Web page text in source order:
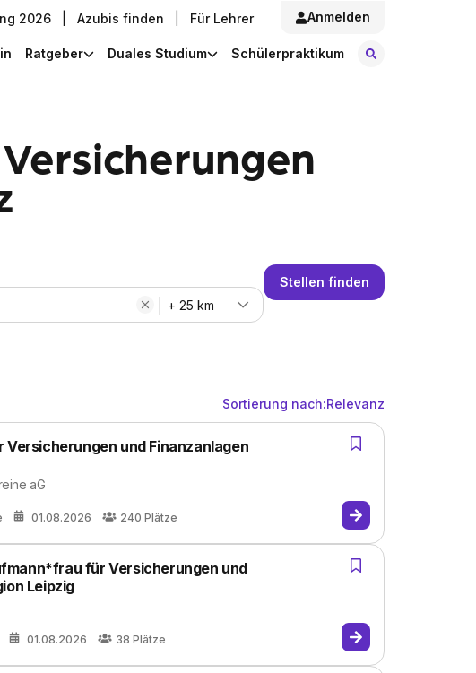
2026 Azubis finden Für Lehrer Anmelden
Ratgeber Duales Studium Schülerpraktikum
+ 25 km
Stellen finden
Sortierung nach:Relevanz
und Finanzanlagen
aG
01.08.2026 240 Plätze
für Versicherungen und
Leipzig
01.08.2026 38 Plätze